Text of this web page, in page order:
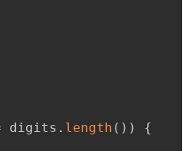
digits . length ( ) ) {